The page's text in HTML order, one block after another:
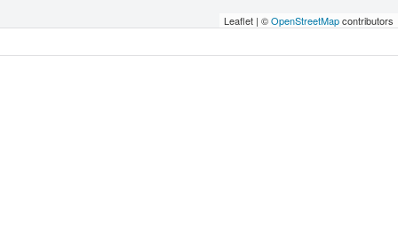
Leaflet | ©OpenStreetMapcontributors